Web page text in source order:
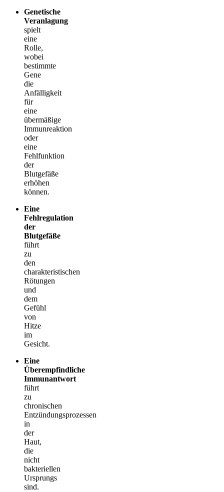
Genetische
Veranlagung
spielt
eine
Rolle,
wobei
bestimmte
Gene
die
Anfälligkeit
für
eine
übermäßige
Immunreaktion
oder
eine
Fehlfunktion
der
Blutgefäße
erhöhen
können.
Eine
Fehlregulation
der
Blutgefäße
führt
zu
den
charakteristischen
Rötungen
und
dem
Gefühl
von
Hitze
im
Gesicht.
Eine
Überempfindliche
Immunantwort
führt
zu
chronischen
Entzündungsprozessen
in
der
Haut,
die
nicht
bakteriellen
Ursprungs
sind.